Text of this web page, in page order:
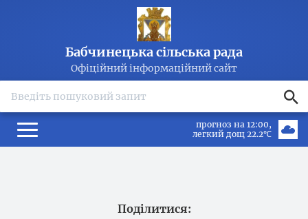
Бабчинецька сільська рада
Офіційний інформаційний сайт
прогноз на 12:00
легкий дощ 22.2℃
Поділитися: